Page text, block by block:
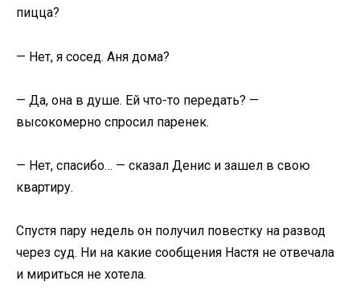
пицца?
— Нет, я сосед. Аня дома?
— Да, она в душе. Ей что-то передать? —
высокомерно спросил паренек.
— Нет, спасибо… — сказал Денис и зашел в свою
квартиру.
Спустя пару недель он получил повестку на развод
через суд. Ни на какие сообщения Настя не отвечала
и мириться не хотела.